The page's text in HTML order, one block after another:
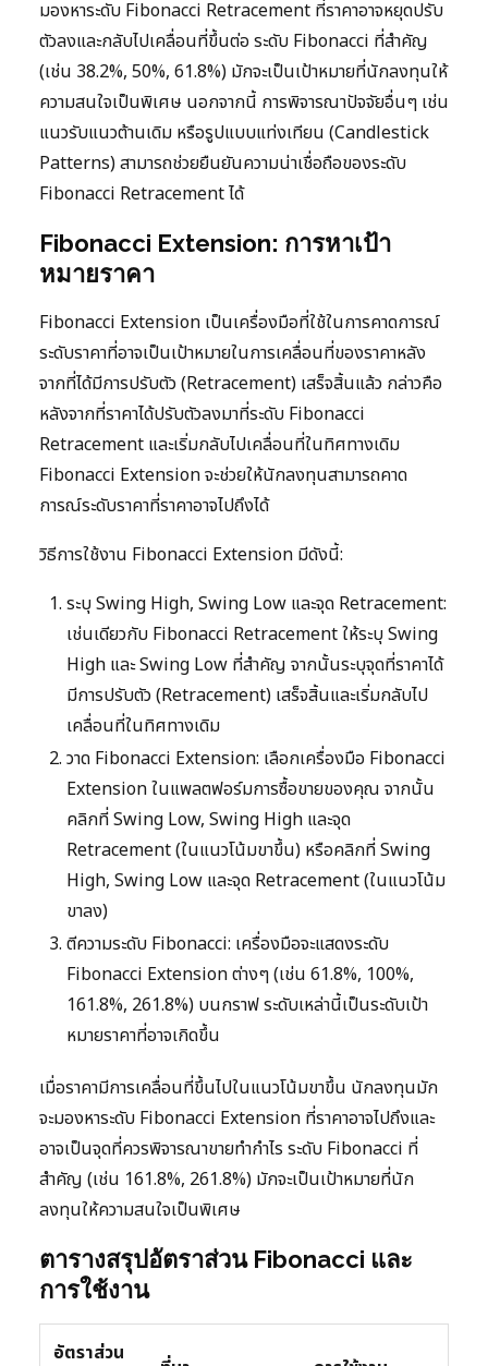
มองหาระดับ Fibonacci Retracement ที่ราคาอาจหยุดปรับ
ตัวลงและกลับไปเคลื่อนที่ขึ้นต่อ ระดับ Fibonacci ที่สำคัญ
(เช่น 38.2%, 50%, 61.8%) มักจะเป็นเป้าหมายที่นักลงทุนให้
ความสนใจเป็นพิเศษ นอกจากนี้ การพิจารณาปัจจัยอื่นๆ เช่น
แนวรับแนวต้านเดิม หรือรูปแบบแท่งเทียน (Candlestick
Patterns) สามารถช่วยยืนยันความน่าเชื่อถือของระดับ
Fibonacci Retracement ได้
Fibonacci Extension: การหาเป้า
หมายราคา
Fibonacci Extension เป็นเครื่องมือที่ใช้ในการคาดการณ์
ระดับราคาที่อาจเป็นเป้าหมายในการเคลื่อนที่ของราคาหลัง
จากที่ได้มีการปรับตัว (Retracement) เสร็จสิ้นแล้ว กล่าวคือ
หลังจากที่ราคาได้ปรับตัวลงมาที่ระดับ Fibonacci
Retracement และเริ่มกลับไปเคลื่อนที่ในทิศทางเดิม
Fibonacci Extension จะช่วยให้นักลงทุนสามารถคาด
การณ์ระดับราคาที่ราคาอาจไปถึงได้
วิธีการใช้งาน Fibonacci Extension มีดังนี้:
ระบุ Swing High, Swing Low และจุด Retracement:
เช่นเดียวกับ Fibonacci Retracement ให้ระบุ Swing
High และ Swing Low ที่สำคัญ จากนั้นระบุจุดที่ราคาได้
มีการปรับตัว (Retracement) เสร็จสิ้นและเริ่มกลับไป
เคลื่อนที่ในทิศทางเดิม
วาด Fibonacci Extension: เลือกเครื่องมือ Fibonacci
Extension ในแพลตฟอร์มการซื้อขายของคุณ จากนั้น
คลิกที่ Swing Low, Swing High และจุด
Retracement (ในแนวโน้มขาขึ้น) หรือคลิกที่ Swing
High, Swing Low และจุด Retracement (ในแนวโน้ม
ขาลง)
ตีความระดับ Fibonacci: เครื่องมือจะแสดงระดับ
Fibonacci Extension ต่างๆ (เช่น 61.8%, 100%,
161.8%, 261.8%) บนกราฟ ระดับเหล่านี้เป็นระดับเป้า
หมายราคาที่อาจเกิดขึ้น
เมื่อราคามีการเคลื่อนที่ขึ้นไปในแนวโน้มขาขึ้น นักลงทุนมัก
จะมองหาระดับ Fibonacci Extension ที่ราคาอาจไปถึงและ
อาจเป็นจุดที่ควรพิจารณาขายทำกำไร ระดับ Fibonacci ที่
สำคัญ (เช่น 161.8%, 261.8%) มักจะเป็นเป้าหมายที่นัก
ลงทุนให้ความสนใจเป็นพิเศษ
ตารางสรุปอัตราส่วน Fibonacci และ
การใช้งาน
อัตราส่วน